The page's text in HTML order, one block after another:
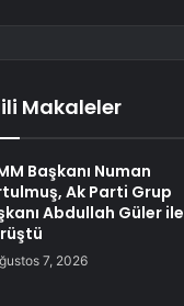
Makaleler
Başkanı Numan
Ak Parti Grup
Abdullah Güler ile
7, 2026